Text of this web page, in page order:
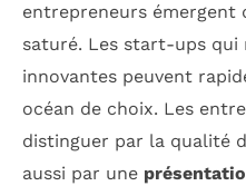
entrepreneurs émergent
saturé. Les start-ups qui
innovantes peuvent
océan de choix. Les
distinguer par la qualité
aussi par une